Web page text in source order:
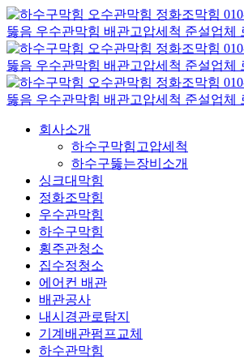
콘
텐
츠
로
건
너
회사소개
하수구막힘고압세척
하수구뚫는장비소개
싱크대막힘
정화조막힘
우수관막힘
하수구막힘
횡주관청소
집수정청소
에어컨 배관
배관공사
내시경관로탐지
기계배관펌프교체
하수관막힘